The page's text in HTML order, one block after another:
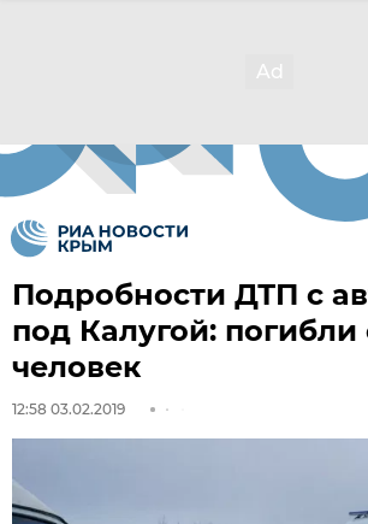
Подробности ДТП с
под Калугой: погибли
человек
12:58 03.02.2019